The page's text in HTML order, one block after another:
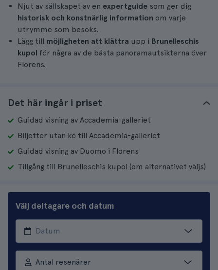
Njut av sällskapet av en expertguide som ger dig
historisk och konstnärlig information om varje
utrymme som besöks.
Lägg till möjligheten att klättra upp i Brunelleschis
kupol för några av de bästa panoramautsikterna över
Florens.
Det här ingår i priset
Guidad visning av Accademia-galleriet
Biljetter utan kö till Accademia-galleriet
Guidad visning av Duomo i Florens
Tillgång till Brunelleschis kupol (om alternativet väljs)
Välj deltagare och datum
Antal resenärer